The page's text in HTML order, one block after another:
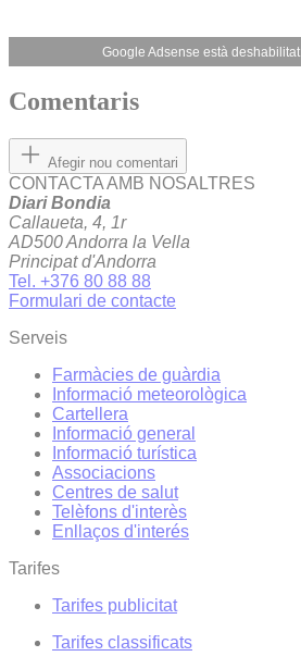
Google Adsense està deshabilitat.
Comentaris
Afegir nou comentari
CONTACTA AMB NOSALTRES
Diari Bondia
Callaueta, 4, 1r
AD500 Andorra la Vella
Principat d'Andorra
Tel. +376 80 88 88
Formulari de contacte
Serveis
Farmàcies de guàrdia
Informació meteorològica
Cartellera
Informació general
Informació turística
Associacions
Centres de salut
Telèfons d'interès
Enllaços d'interés
Tarifes
Tarifes publicitat
Tarifes classificats